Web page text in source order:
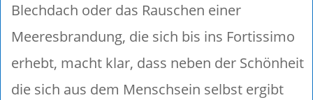
Blechdach oder das Rauschen einer
Meeresbrandung, die sich bis ins Fortissimo
erhebt, macht klar, dass neben der Schönheit
die sich aus dem Menschsein selbst ergibt